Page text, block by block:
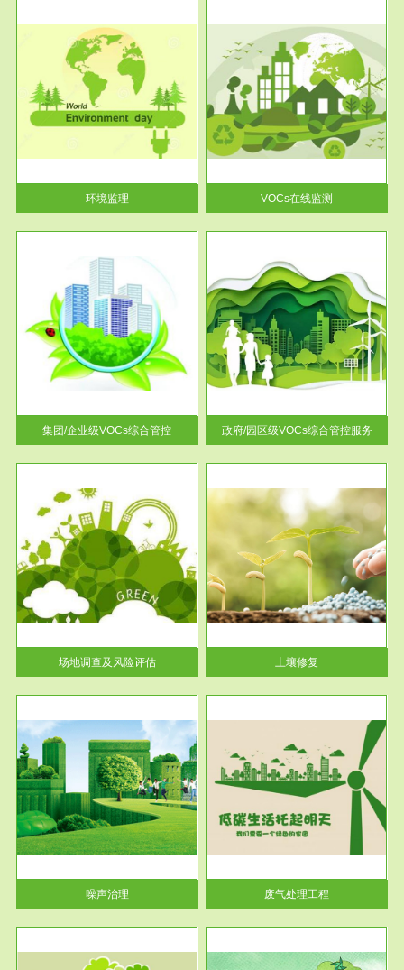
环境监理
服务范围
VOCs在线监测
根据《重点区域大气污染防
治“十二五”规划》有机废气净化
率达...
VOCs在线监测
集团/企业级VOCs综合管控
服务范围
政府/园区级VOCs综合管控服务
根据《石化行业挥发性有机物综
合整治方案》文件要求，到2017
年，全...
政府/园区级VOCs综合管控服务
场地调查及风险评估
服务范围
土壤修复
土壤修复
噪声治理
服务范围
废气处理工程
废气处理工程